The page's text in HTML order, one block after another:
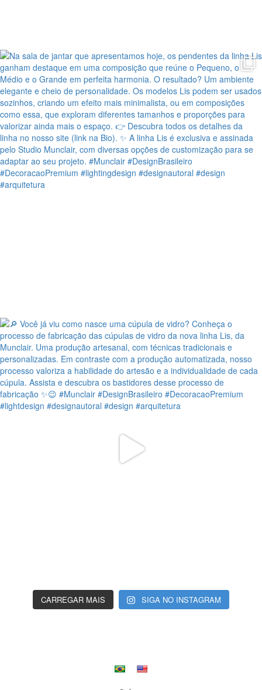
CARREGAR MAIS SIGA NO INSTAGRAM